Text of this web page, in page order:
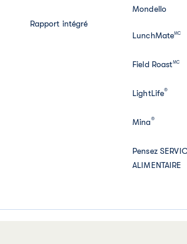
Rapport intégré
Mondello
LunchMateMC
Field RoastMC
LightLife®
Mina®
Pensez
ALIMENTAIRE